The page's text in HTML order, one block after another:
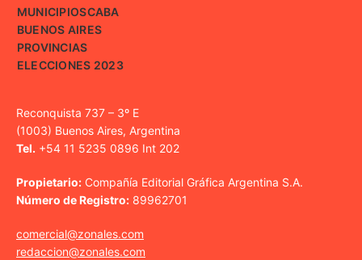
MUNICIPIOSCABA
BUENOS AIRES
PROVINCIAS
ELECCIONES 2023
Reconquista 737 – 3º E
(1003) Buenos Aires, Argentina
Tel. +54 11 5235 0896 Int 202
Propietario: Compañía Editorial Gráfica Argentina S.A.
Número de Registro: 89962701
comercial@zonales.com
redaccion@zonales.com